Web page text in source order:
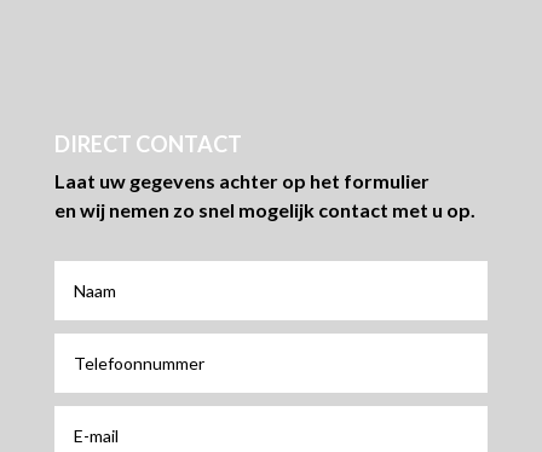
DIRECT CONTACT
Laat uw gegevens achter op het formulier
en wij nemen zo snel mogelijk contact met u op.